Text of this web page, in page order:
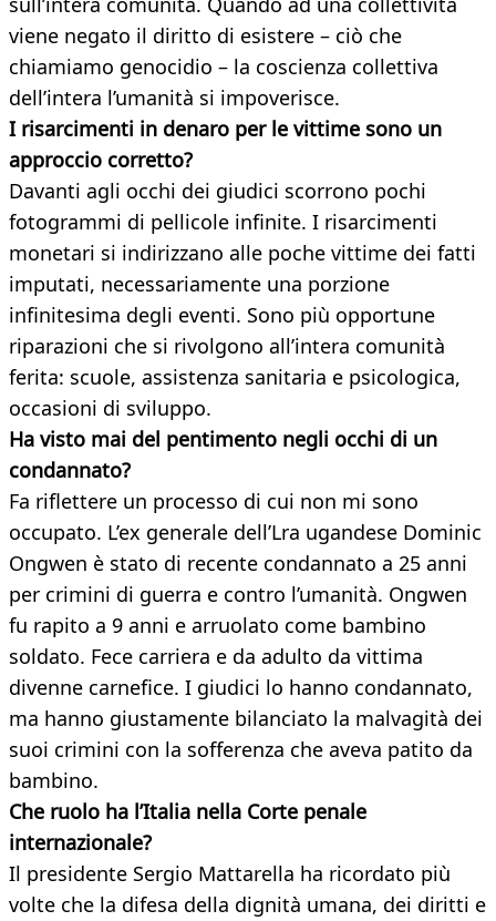
viene negato il diritto di esistere – ciò che
chiamiamo genocidio – la coscienza collettiva
dell’intera l’umanità si impoverisce.
I risarcimenti in denaro per le vittime sono un
approccio corretto?
Davanti agli occhi dei giudici scorrono pochi
fotogrammi di pellicole infinite. I risarcimenti
monetari si indirizzano alle poche vittime dei fatti
imputati, necessariamente una porzione
infinitesima degli eventi. Sono più opportune
riparazioni che si rivolgono all’intera comunità
ferita: scuole, assistenza sanitaria e psicologica,
occasioni di sviluppo.
Ha visto mai del pentimento negli occhi di un
condannato?
Fa riflettere un processo di cui non mi sono
occupato. L’ex generale dell’Lra ugandese Dominic
Ongwen è stato di recente condannato a 25 anni
per crimini di guerra e contro l’umanità. Ongwen
fu rapito a 9 anni e arruolato come bambino
soldato. Fece carriera e da adulto da vittima
divenne carnefice. I giudici lo hanno condannato,
ma hanno giustamente bilanciato la malvagità dei
suoi crimini con la sofferenza che aveva patito da
bambino.
Che ruolo ha l’Italia nella Corte penale
internazionale?
Il presidente Sergio Mattarella ha ricordato più
volte che la difesa della dignità umana, dei diritti e